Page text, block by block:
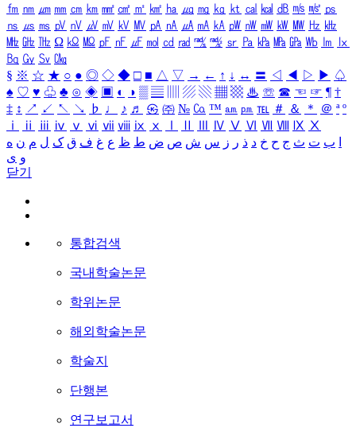
㎙ ㎚ ㎛ ㎜ ㎝ ㎞ ㎟ ㎠ ㎡ ㎢ ㏊ ㎍ ㎎ ㎏ ㏏ ㎈ ㎉ ㏈ ㎧ ㎨ ㎰
㎱ ㎲ ㎳ ㎴ ㎵ ㎶ ㎷ ㎸ ㎹ ㎀ ㎁ ㎂ ㎃ ㎄ ㎺ ㎻ ㎽ ㎾ ㎿ ㎐ ㎑
㎒ ㎓ ㎔ Ω ㏀ ㏁ ㎊ ㎋ ㎌ ㏖ ㏅ ㎭ ㎮ ㎯ ㏛ ㎩ ㎪ ㎫ ㎬ ㏝ ㏐
㏓
㏃ ㏉ ㏜ ㏆
§ ※ ☆ ★ ○ ● ◎ ◇ ◆ □ ■ △ ▽ → ← ↑ ↓ ↔ 〓 ◁ ◀ ▷ ▶ ♤
♠ ♡ ♥ ♧ ♣ ⊙ ◈ ▣ ◐ ◑ ▒ ▤ ▨ ▧ ▦ ▩ ♨ ☏ ☎ ☜ ☞ ¶ †
‡ ↕ ↗ ↙ ↖ ↘ ♭ ♩ ♪ ♬ ㉿ ㈜ № ㏇ ™ ㏂ ㏘ ℡ ＃ ＆ ＊ ＠ ª º
ⅰ
ⅱ ⅲ ⅳ ⅴ ⅵ ⅶ ⅷ ⅸ ⅹ Ⅳ Ⅴ Ⅵ Ⅶ Ⅷ Ⅸ Ⅹ
ب ت ث ج ح خ د ذ ر ز س ش ص ض ط ظ ع غ ف ق ک ل م ن ه
و ی
닫기
통합검색
국내학술논문
학위논문
해외학술논문
학술지
단행본
연구보고서